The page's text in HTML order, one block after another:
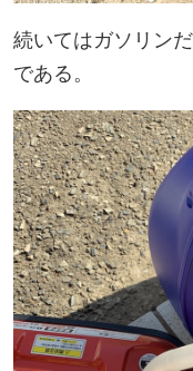
続いてはガソリン
である。